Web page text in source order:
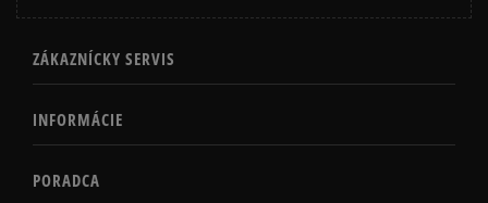
ZÁKAZNÍCKY SERVIS
INFORMÁCIE
PORADCA